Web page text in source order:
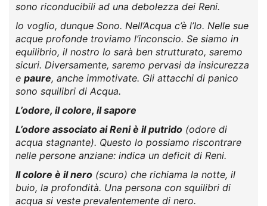
sono riconducibili ad una debolezza dei Reni.
Io voglio, dunque Sono. Nell’Acqua c’è l’Io. Nelle sue
acque profonde troviamo l’inconscio. Se siamo in
equilibrio, il nostro Io sarà ben strutturato, saremo
sicuri. Diversamente, saremo pervasi da insicurezza
e paure, anche immotivate. Gli attacchi di panico
sono squilibri di Acqua.
L’odore, il colore, il sapore
L’odore associato ai Reni è il putrido (odore di
acqua stagnante). Questo lo possiamo riscontrare
nelle persone anziane: indica un deficit di Reni.
Il colore è il nero (scuro) che richiama la notte, il
buio, la profondità. Una persona con squilibri di
acqua si veste prevalentemente di nero.